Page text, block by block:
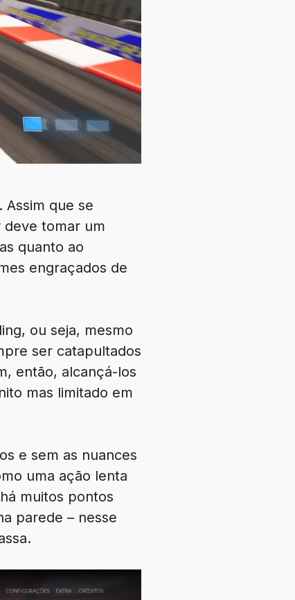
Assim que se
deve tomar um
quanto ao
engraçados de
ou seja, mesmo
ser catapultados
então, alcançá-los
mas limitado em
e sem as nuances
uma ação lenta
muitos pontos
parede – nesse